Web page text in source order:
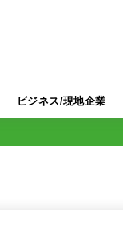
ビジネス/現地企業